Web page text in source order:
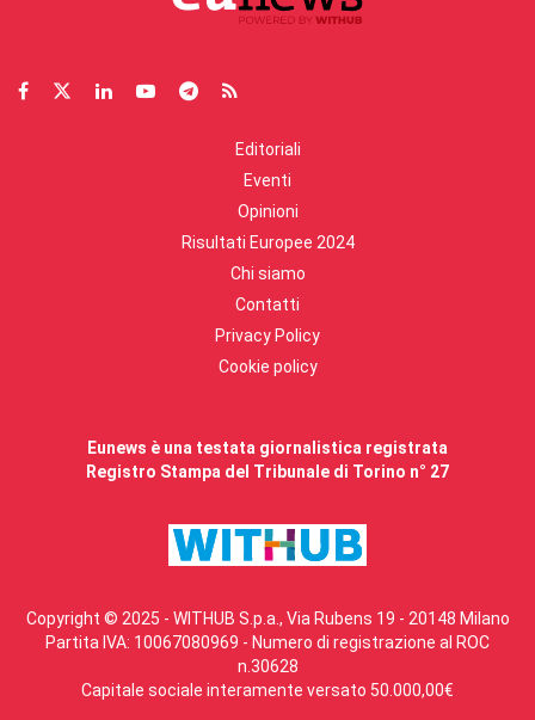
Editoriali
Eventi
Opinioni
Risultati Europee 2024
Chi siamo
Contatti
Privacy Policy
Cookie policy
Eunews è una testata giornalistica registrata
Registro Stampa del Tribunale di Torino n° 27
Copyright © 2025 - WITHUB S.p.a., Via Rubens 19 - 20148 Milano
Partita IVA: 10067080969 - Numero di registrazione al ROC
n.30628
Capitale sociale interamente versato 50.000,00€